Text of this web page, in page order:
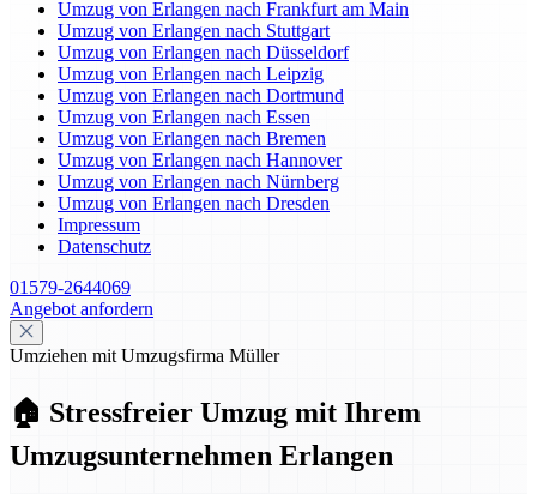
Umzug von Erlangen nach Frankfurt am Main
Umzug von Erlangen nach Stuttgart
Umzug von Erlangen nach Düsseldorf
Umzug von Erlangen nach Leipzig
Umzug von Erlangen nach Dortmund
Umzug von Erlangen nach Essen
Umzug von Erlangen nach Bremen
Umzug von Erlangen nach Hannover
Umzug von Erlangen nach Nürnberg
Umzug von Erlangen nach Dresden
Impressum
Datenschutz
01579-2644069
Angebot anfordern
Umziehen mit Umzugsfirma Müller
🏠 Stressfreier Umzug mit Ihrem
Umzugsunternehmen Erlangen